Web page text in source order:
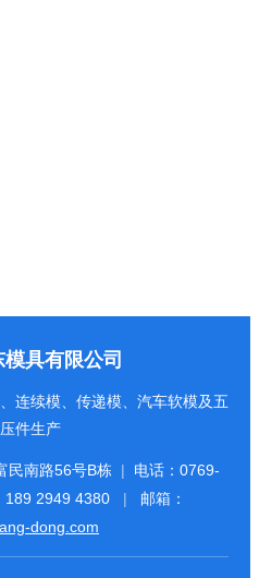
具有限公司
连续模、传递模、汽车软模及五
件生产
民南路56号B栋 | 电话： 0769-
189 2949 4380 |
邮箱：
dong.com